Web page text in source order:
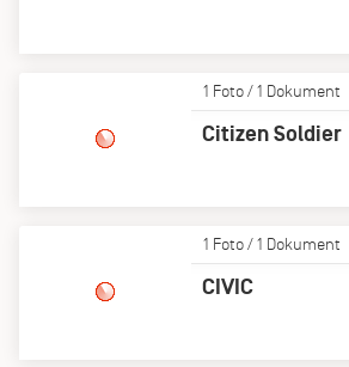
1 Foto / 1 Dokument
Citizen Soldier
1 Foto / 1 Dokument
CIVIC